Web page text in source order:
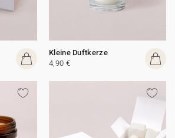
Kleine Duftkerze
4,90 €